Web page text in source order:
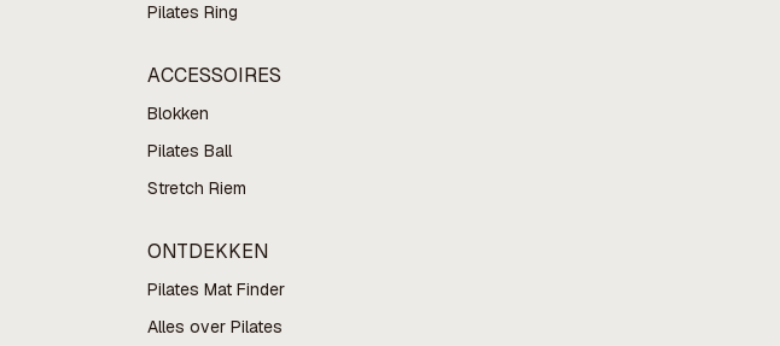
Pilates Ring
ACCESSOIRES
Blokken
Pilates Ball
Stretch Riem
ONTDEKKEN
Pilates Mat Finder
Alles over Pilates